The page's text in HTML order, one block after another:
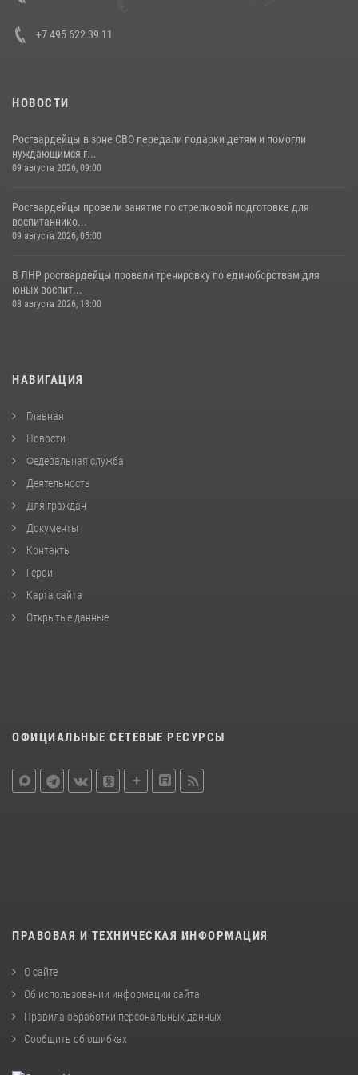
+7 495 622 39 11
НОВОСТИ
Росгвардейцы в зоне СВО передали подарки детям и помогли
нуждающимся г...
09 августа 2026, 09:00
Росгвардейцы провели занятие по стрелковой подготовке для
воспитаннико...
09 августа 2026, 05:00
В ЛНР росгвардейцы провели тренировку по единоборствам для
юных воспит...
08 августа 2026, 13:00
НАВИГАЦИЯ
Главная
Новости
Федеральная служба
Деятельность
Для граждан
Документы
Контакты
Герои
Карта сайта
Открытые данные
ОФИЦИАЛЬНЫЕ СЕТЕВЫЕ РЕСУРСЫ
ПРАВОВАЯ И ТЕХНИЧЕСКАЯ ИНФОРМАЦИЯ
О сайте
Об использовании информации сайта
Правила обработки персональных данных
Сообщить об ошибках